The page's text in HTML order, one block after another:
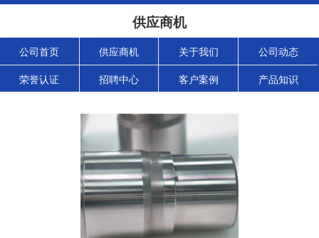
供应商机
公司首页 供应商机 关于我们 公司动态
荣誉认证 招聘中心 客户案例 产品知识